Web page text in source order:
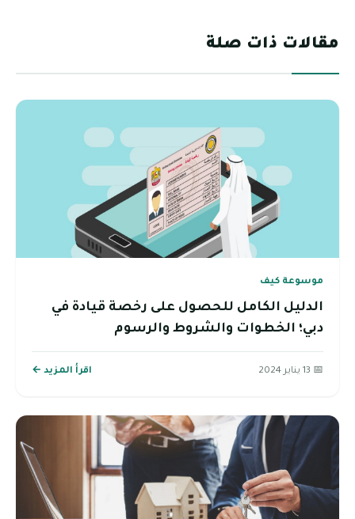
مقالات ذات صلة
موسوعة كيف
الدليل الكامل للحصول على رخصة قيادة في
دبي؛ الخطوات والشروط والرسوم
📅 13 يناير 2024 اقرأ المزيد ←